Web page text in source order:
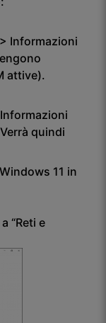
Informazioni
attive).
quindi
11 in
“Reti e